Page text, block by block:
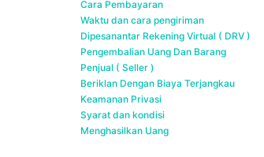
Cara Pembayaran
Waktu dan cara pengiriman
Dipesanantar Rekening Virtual ( DRV )
Pengembalian Uang Dan Barang
Penjual ( Seller )
Beriklan Dengan Biaya Terjangkau
Keamanan Privasi
Syarat dan kondisi
Menghasilkan Uang